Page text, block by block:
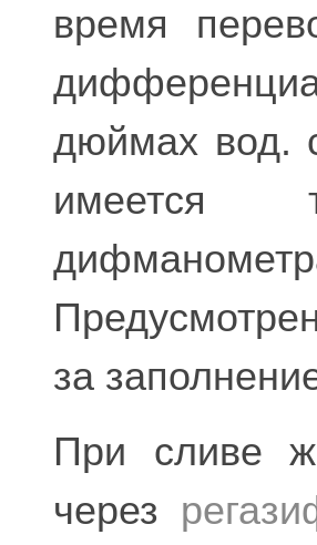
время
дюймах вод.
имеется
за
При сливе
через